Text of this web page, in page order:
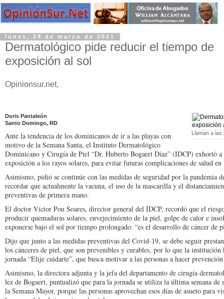
lunes, 29 de marzo de 2021
Dermatológico pide reducir el tiempo de
exposición al sol
Opinionsur.net,
Llaman a
Doris Pantaleón
Santo Domingo, RD
Ante la tendencia de los do­minicanos de ir a las playas con
motivo de la Semana Santa, el Instituto Dermato­lógico
Dominicano y Cirugía de Piel “Dr. Huberto Bogaert Díaz” (IDCP) exhortó
exposición a los rayos solares, para evitar futuras complicaciones de salud
Asimismo, pidió se conti­núe con las medidas de se­guridad por la pandemia
recordar que actual­mente la vacuna, el uso de la mascarilla y el
preventivas de pri­mera mano.
El doctor Víctor Pou Soares, director general del IDCP, recordó que el
producir quemaduras solares, enve­jecimiento de la piel, gol­pe de calor e
exponerse bajo el sol por tiempo prolongado: “es el desarrollo de cáncer de
Dijo que junto a las me­didas preventivas del Co­vid-19, se debe seguir
los cánceres de piel, que son prevenibles y curables, por lo que la
jornada “Elije cuidarte”, que busca motivar a las per­sonas a hacer
Asimismo, la directora ad­junta y la jefa del departamen­to de cirugía
lez de Bogaert, puntualizó que para la jornada se utiliza la úl­tima semana
la Semana Mayor, porque las personas aprovechan esos días de asueto para